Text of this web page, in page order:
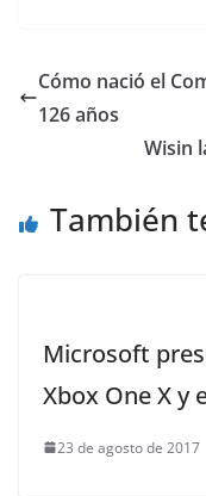
Cómo nació el
126 años
Wisin
También
Microsoft
Xbox One X y
23 de agosto de 2017